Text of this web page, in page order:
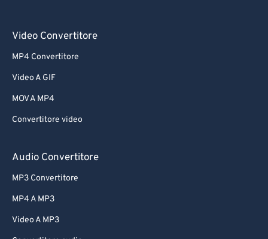
Video Convertitore
MP4 Convertitore
Video A GIF
MOV A MP4
Convertitore video
Audio Convertitore
MP3 Convertitore
MP4 A MP3
Video A MP3